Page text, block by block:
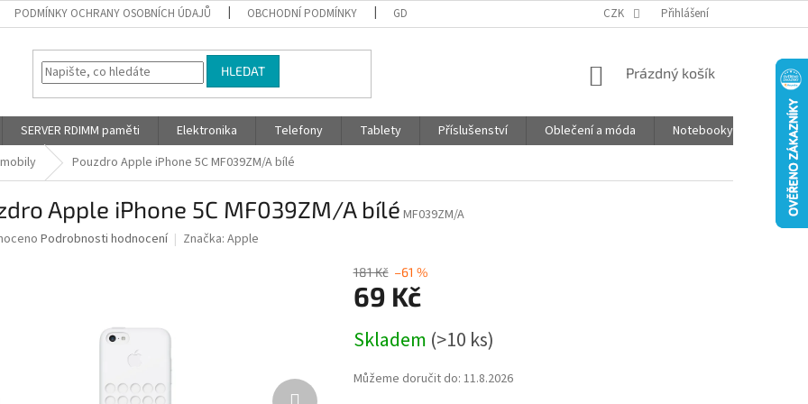
PODMÍNKY OCHRANY OSOBNÍCH ÚDAJŮ OBCHODNÍ PODMÍNKY GDPR JAK NAKUPOVAT
CZK Přihlášení
HLEDAT
NÁKUPNÍ
Prázdný košík
SERVER RDIMM paměti Elektronika Telefony Tablety Příslušenství Oblečení a móda Notebooky
Foto
Pouzdro Apple iPhone 5C MF039ZM/A bílé
Apple iPhone 5C MF039ZM/A bílé MF039ZM/A
Podrobnosti hodnocení Značka: Apple
181 Kč –61 %
69 Kč
cena:
Skladem (>10 ks)
Můžeme doručit do: 11.8.2026